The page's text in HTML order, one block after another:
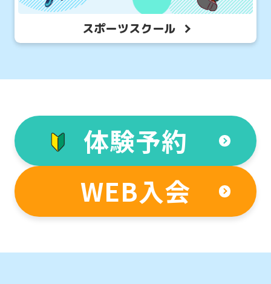
スポーツスクール
体験予約
WEB入会
For
foreigners
Sports